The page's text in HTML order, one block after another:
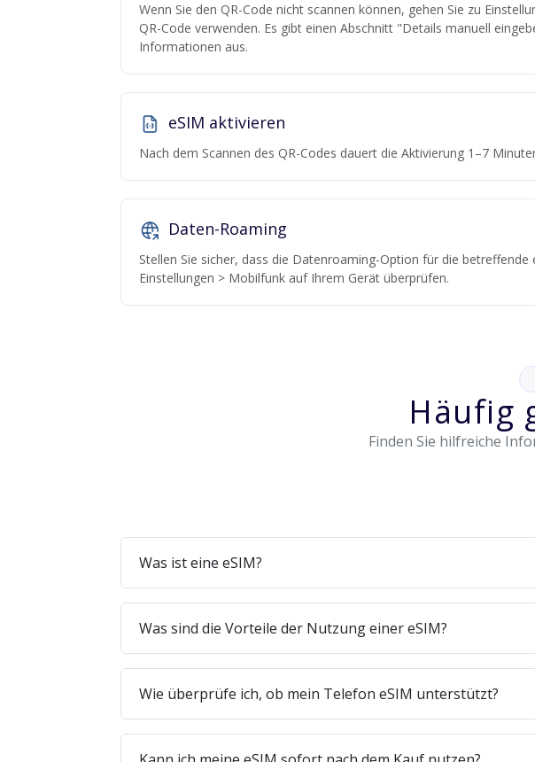
Wenn Sie den QR-Code nicht scannen können, gehen Sie zu
QR-Code verwenden. Es gibt einen Abschnitt "Details manuell
Informationen aus.
eSIM aktivieren
Nach dem Scannen des QR-Codes dauert die Aktivierung 1–7
Daten-Roaming
Stellen Sie sicher, dass die Datenroaming-Option für die
Einstellungen > Mobilfunk auf Ihrem Gerät überprüfen.
Häufig
Finden Sie hilfreiche
Was ist eine eSIM?
Was sind die Vorteile der Nutzung einer eSIM?
Wie überprüfe ich, ob mein Telefon eSIM unterstützt?